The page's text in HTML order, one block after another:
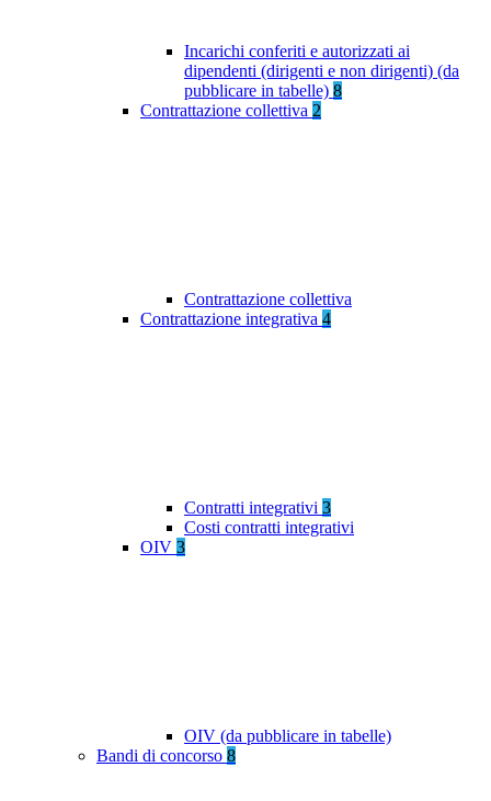
Incarichi conferiti e autorizzati ai
dipendenti (dirigenti e non dirigenti) (da
pubblicare in tabelle) 8
Contrattazione collettiva 2
Contrattazione collettiva
Contrattazione integrativa 4
Contratti integrativi 3
Costi contratti integrativi
OIV 3
OIV (da pubblicare in tabelle)
Bandi di concorso 8